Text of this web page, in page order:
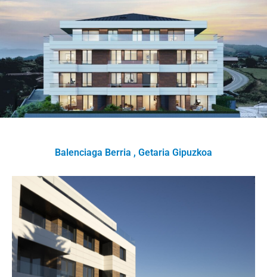
Balenciaga Berria , Getaria Gipuzkoa